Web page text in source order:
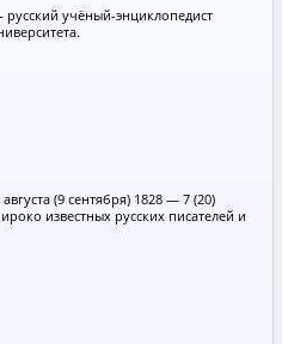
учёный-энциклопедист
августа (9 сентября) 1828 — 7 (20)
известных русских писателей и